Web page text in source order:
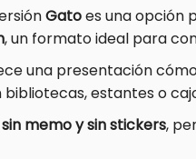
Gatoes una opción
, un formato ideal para
una presentación
estantes o
sin memo y sin stickers,